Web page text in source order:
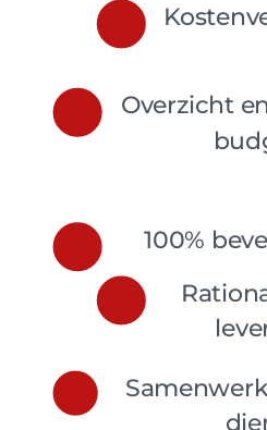
Overzicht
100%